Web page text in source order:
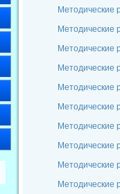
Методические
Методические
Методические
Методические
Методические
Методические
Методические
Методические